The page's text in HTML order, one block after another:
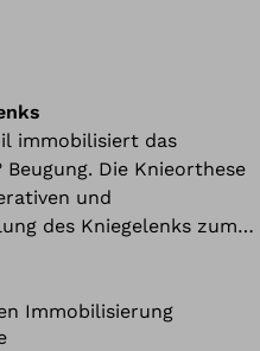
immobilisiert das
Die Knieorthese
und
des Kniegelenks zum
Immobilisierung